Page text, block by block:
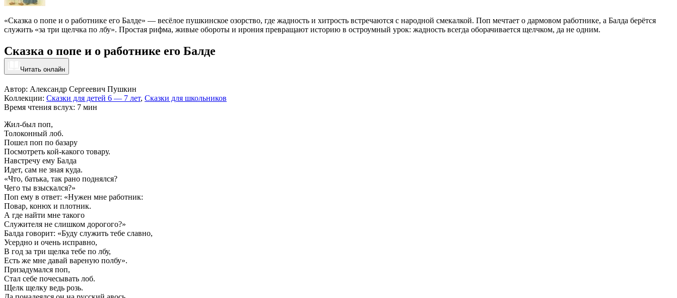
«Сказка о попе и о работнике его Балде» — весёлое пушкинское озорство, где жадность и хитрость встречаются с народной смекалкой. Поп мечтает о дармовом работнике, а Балда берётся
служить «за три щелчка по лбу». Простая рифма, живые обороты и ирония превращают историю в остроумный урок: жадность всегда оборачивается щелчком, да не одним.
Сказка о попе и о работнике его Балде
Читать онлайн
Автор: Александр Сергеевич Пушкин
Коллекции: Сказки для детей 6 — 7 лет, Сказки для школьников
Время чтения вслух: 7 мин
Жил-был поп,
Толоконный лоб.
Пошел поп по базару
Посмотреть кой-какого товару.
Навстречу ему Балда
Идет, сам не зная куда.
«Что, батька, так рано поднялся?
Чего ты взыскался?»
Поп ему в ответ: «Нужен мне работник:
Повар, конюх и плотник.
А где найти мне такого
Служителя не слишком дорогого?»
Балда говорит: «Буду служить тебе славно,
Усердно и очень исправно,
В год за три щелка тебе по лбу,
Есть же мне давай вареную полбу».
Призадумался поп,
Стал себе почесывать лоб.
Щелк щелку ведь розь.